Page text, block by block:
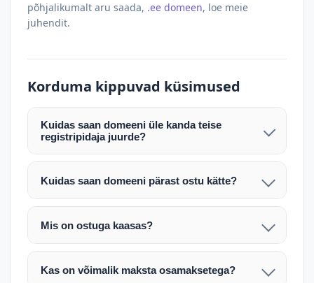
põhjalikumalt aru saada, .ee domeen, loe meie
juhendit.
Korduma kippuvad küsimused
Kuidas saan domeeni üle kanda teise
registripidaja juurde?
Pärast makse laekumist edastame teile domeeni
AUTH (EPP) koodi. Selle abil saate domeeni üle
Domeeni ülekandmine toimub registripidajate
tööpäeva. Täpsemad juhised saadetakse teile e-
posti teel pärast tehingu kinnitamist.
Kuidas saan domeeni pärast ostu kätte?
Pärast ostu vormistamist väljastame arve.
Maksekinnituse järel edastame teile domeeni
enda valitud registripidaja juurde.
Mis on ostuga kaasas?
Ostuga kaasas on domeeninime omandiõigus.
Veebimajutust ja e-posti teenuseid tuleb tellida
Kas on võimalik maksta osamaksetega?